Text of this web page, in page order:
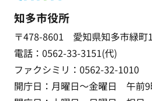
知多市役所
〒478-8601 愛知県知多市緑町
電話：0562-33-3151(代)
ファクシミリ：0562-32-1010
開庁日：月曜日～金曜日 午前